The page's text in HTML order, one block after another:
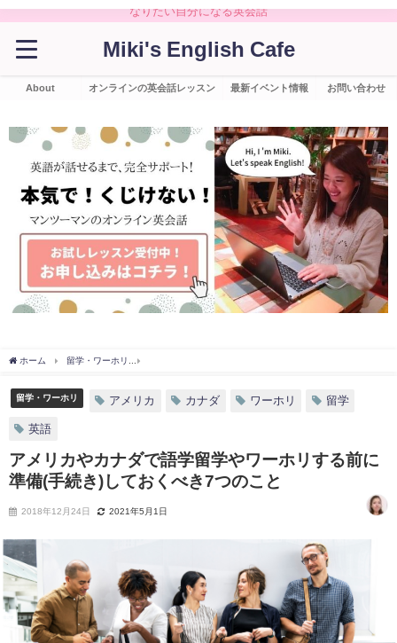
なりたい自分になる英会話
Miki's English Cafe
About オンラインの英会話レッスン 最新イベント情報 お問い合わせ
ホーム 留学・ワーホリ
留学・ワーホリ アメリカ カナダ ワーホリ 留学
英語
アメリカやカナダで語学留学やワーホリする前に
準備(手続き)しておくべき7つのこと
2018年12月24日 2021年5月1日